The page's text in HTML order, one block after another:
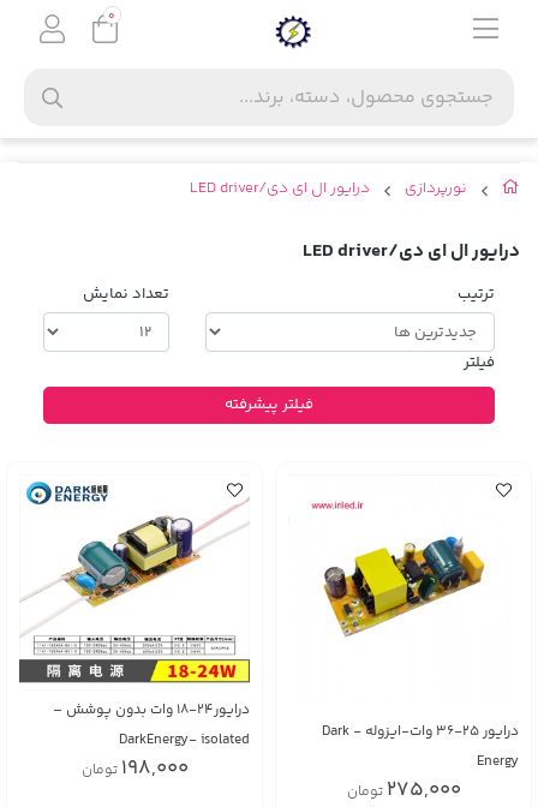
نورپردازی درایور ال ای دی/LED driver
درایور ال ای دی/LED driver
ترتیب تعداد نمایش
فیلتر
فیلتر پیشرفته
درايور 25-36 وات-ایزوله - Dark
Energy
275,000 تومان
درایور24-18 وات بدون پوشش –
DarkEnergy- isolated
198,000 تومان
0